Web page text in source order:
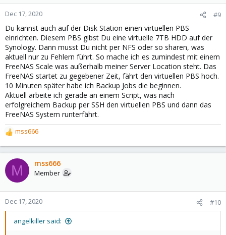
Dec 17, 2020 #9
Du kannst auch auf der Disk Station einen virtuellen PBS
einrichten. Diesem PBS gibst Du eine virtuelle 7TB HDD auf der
Synology. Dann musst Du nicht per NFS oder so sharen, was
aktuell nur zu Fehlern führt. So mache ich es zumindest mit einem
FreeNAS Scale was außerhalb meiner Server Location steht. Das
FreeNAS startet zu gegebener Zeit, fährt den virtuellen PBS hoch.
10 Minuten später habe ich Backup Jobs die beginnen.
Aktuell arbeite ich gerade an einem Script, was nach
erfolgreichem Backup per SSH den virtuellen PBS und dann das
FreeNAS System runterfährt.
R
e
a
c
t
o
n
mss666
M mss666
Member
Dec 17, 2020 #10
angelkiller said: